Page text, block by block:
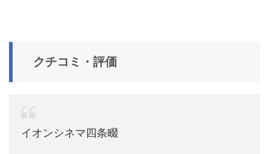
クチコミ・評価
イオンシネマ四条畷